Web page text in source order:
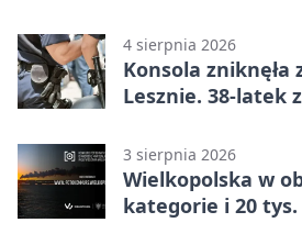
4 sierpnia 2026
Konsola
Lesznie. 38-latek
3 sierpnia 2026
Wielkopolska w
kategorie i 20 tys.